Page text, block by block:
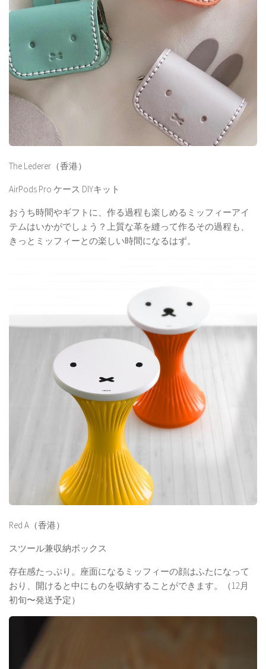
The Lederer（香港）
AirPods Pro ケース DIYキット
おうち時間やギフトに、作る過程も楽しめるミッフィーアイ
テムはいかがでしょう？上質な革を縫って作るその過程も、
きっとミッフィーとの楽しい時間になるはず。
Red A（香港）
スツール兼収納ボックス
存在感たっぷり。座面になるミッフィーの顔はふたになって
おり、開けると中にものを収納することができます。（12月
初旬〜発送予定）